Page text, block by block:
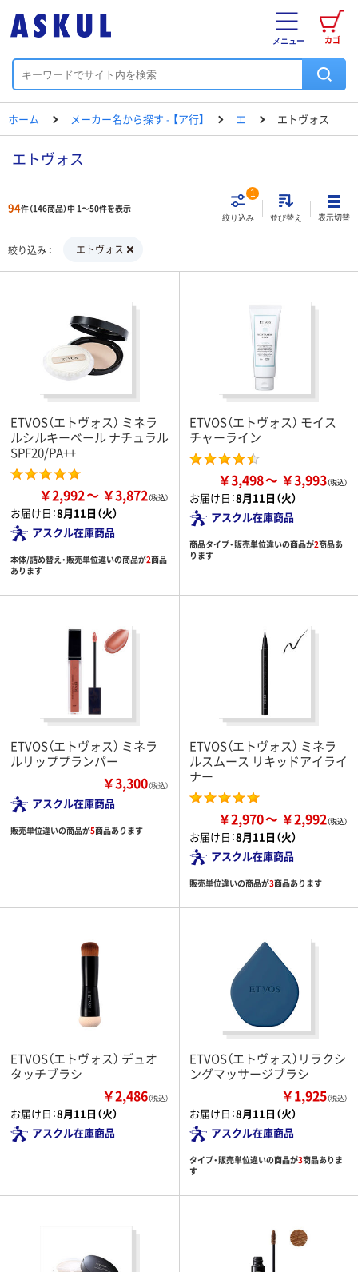
カゴ
メニュー
ホーム メーカー名から探す - 【ア行】 エ エトヴォス
エトヴォス
94件（146商品）中 1～50件を表示
絞り込み
1
並び替え 表示切替
絞り込み エトヴォス
ETVOS（エトヴォス） ミネラ
ルシルキーベール ナチュラル
SPF20/PA++
￥2,992 ￥3,872
お届け日：8月11日（火）
アスクル在庫商品
本体/詰め替え・販売単位違いの商品が2商品
あります
ETVOS（エトヴォス） モイス
チャーライン
￥3,498 ￥3,993
お届け日：8月11日（火）
アスクル在庫商品
商品タイプ・販売単位違いの商品が2商品あ
ります
ETVOS（エトヴォス） ミネラ
ルリッププランパー
￥3,300（税込）
アスクル在庫商品
販売単位違いの商品が5商品あります
ETVOS（エトヴォス） ミネラ
ルスムース リキッドアイライ
ナー
￥2,970 ￥2,992
お届け日：8月11日（火）
アスクル在庫商品
販売単位違いの商品が3商品あります
ETVOS（エトヴォス） デュオ
タッチブラシ
￥2,486（税込）
お届け日：8月11日（火）
アスクル在庫商品
ETVOS（エトヴォス）リラクシ
ングマッサージブラシ
￥1,925（税込）
お届け日：8月11日（火）
アスクル在庫商品
タイプ・販売単位違いの商品が3商品ありま
す